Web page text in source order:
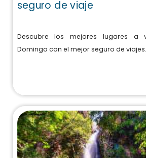
seguro de viaje
Descubre los mejores lugares a
Domingo con el mejor seguro de viajes.